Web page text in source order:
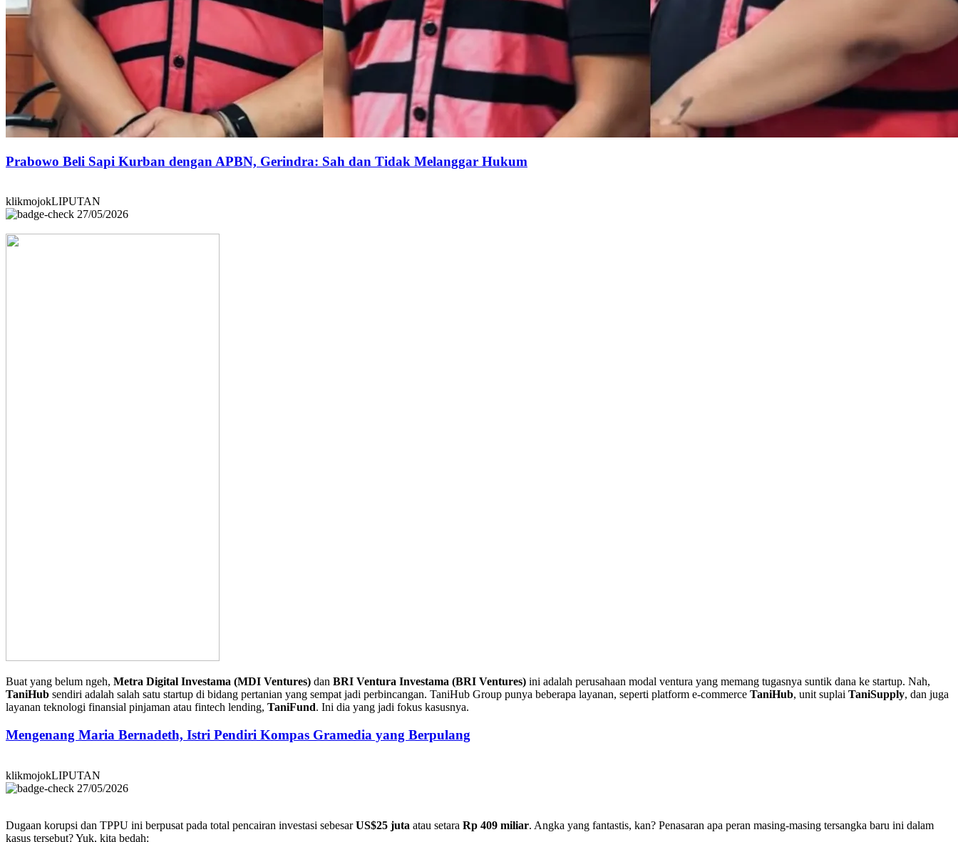
Prabowo Beli Sapi Kurban dengan APBN, Gerindra: Sah dan Tidak Melanggar Hukum
klikmojokLIPUTAN
27/05/2026
Buat yang belum ngeh, Metra Digital Investama (MDI Ventures) dan BRI Ventura Investama (BRI Ventures) ini adalah perusahaan modal ventura yang memang tugasnya suntik dana ke startup. Nah,
TaniHub sendiri adalah salah satu startup di bidang pertanian yang sempat jadi perbincangan. TaniHub Group punya beberapa layanan, seperti platform e-commerce TaniHub, unit suplai TaniSupply, dan juga
layanan teknologi finansial pinjaman atau fintech lending, TaniFund. Ini dia yang jadi fokus kasusnya.
Mengenang Maria Bernadeth, Istri Pendiri Kompas Gramedia yang Berpulang
klikmojokLIPUTAN
27/05/2026
Dugaan korupsi dan TPPU ini berpusat pada total pencairan investasi sebesarUS$25 juta atau setara Rp 409 miliar. Angka yang fantastis, kan? Penasaran apa peran masing-masing tersangka baru ini dalam
kasus tersebut? Yuk, kita bedah: